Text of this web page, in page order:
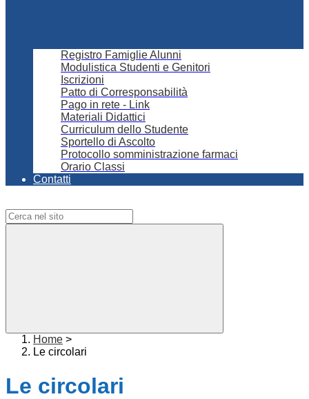
Registro Famiglie Alunni
Modulistica Studenti e Genitori
Iscrizioni
Patto di Corresponsabilità
Pago in rete - Link
Materiali Didattici
Curriculum dello Studente
Sportello di Ascolto
Protocollo somministrazione farmaci
Orario Classi
Contatti
Home >
Le circolari
Le circolari